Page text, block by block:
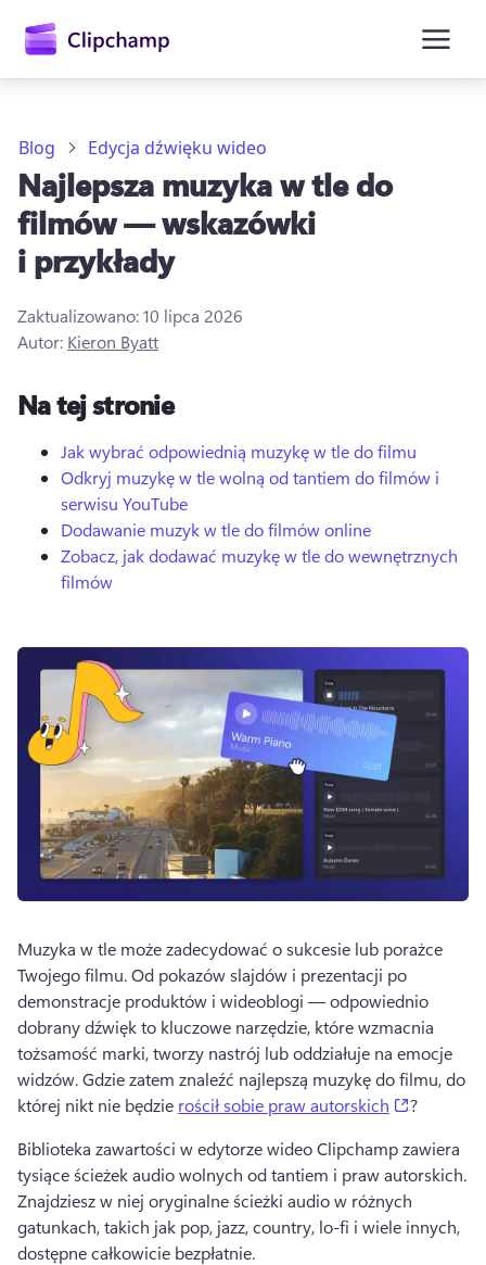
głównej
Zaloguj się
Wypróbuj bezpłatnie
Blog Edycja dźwięku wideo
Najlepsza muzyka w tle do
filmów — wskazówki
i przykłady
Zaktualizowano:10 lipca 2026
Autor: Kieron Byatt
Na tej stronie
Jak wybrać odpowiednią muzykę w tle do filmu
Odkryj muzykę w tle wolną od tantiem do filmów i
serwisu YouTube
Dodawanie muzyk w tle do filmów online
Zobacz, jak dodawać muzykę w tle do wewnętrznych
filmów
Muzyka w tle może zadecydować o sukcesie lub porażce
Twojego filmu. Od pokazów slajdów i prezentacji po
demonstracje produktów i wideoblogi — odpowiednio
dobrany dźwięk to kluczowe narzędzie, które wzmacnia
tożsamość marki, tworzy nastrój lub oddziałuje na emocje
widzów. Gdzie zatem znaleźć najlepszą muzykę do filmu, do
której nikt nie będzie rościł sobie praw autorskich (opens in
?
Biblioteka zawartości w edytorze wideo Clipchamp zawiera
Znajdziesz w niej oryginalne ścieżki audio w różnych
gatunkach, takich jak pop, jazz, country, lo-fi i wiele innych,
dostępne całkowicie bezpłatnie.